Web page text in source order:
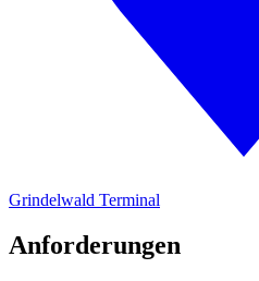
Grindelwald Terminal
Anforderungen